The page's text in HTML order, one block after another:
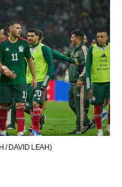
/ DAVID LEAH)